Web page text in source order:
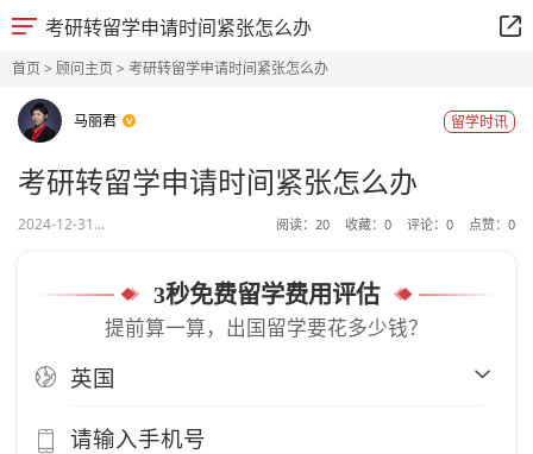
考研转留学申请时间紧张怎么办
首页> 顾问主页> 考研转留学申请时间紧张怎么办
马丽君 留学时讯
考研转留学申请时间紧张怎么办
2024-12-31... 阅读： 20 收藏： 0 评论： 0 点赞： 0
3秒免费留学费用评估
提前算一算，出国留学要花多少钱？